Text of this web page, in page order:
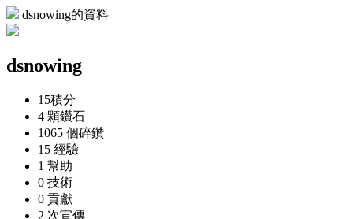
dsnowing的資料
dsnowing
15積分
4 顆鑽石
1065 個碎鑽
15 經驗
1 幫助
0 技術
0 貢獻
2 次宣傳